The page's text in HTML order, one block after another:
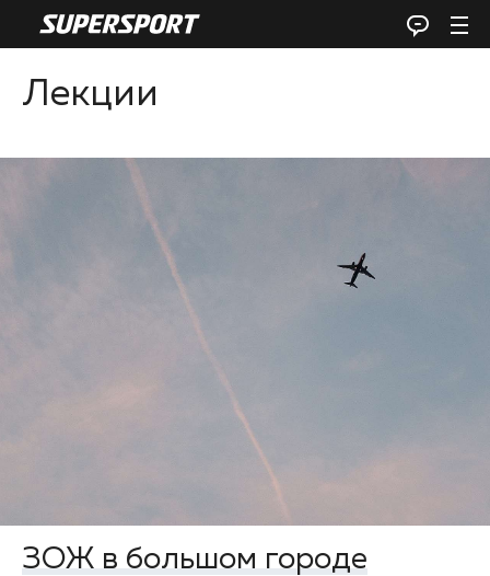
Лекции
ЗОЖ в большом городе